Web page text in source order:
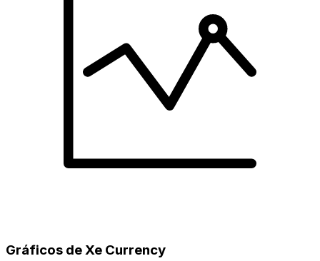
Gráficos de Xe Currency